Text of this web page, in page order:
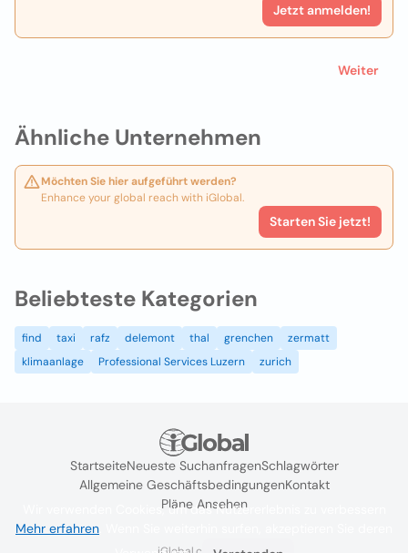
Ähnliche Unternehmen
Möchten Sie hier aufgeführt werden?
Enhance your global reach with iGlobal.
Starten Sie jetzt!
Jetzt anmelden!
Weiter
Beliebteste Kategorien
find taxi rafz delemont thal grenchen
zermatt
klimaanlage
Professional Services Luzern zurich
StartseiteNeueste SuchanfragenSchlagwörter
Allgemeine GeschäftsbedingungenKontakt
Pläne Ansehen
Wir verwenden Cookies, um das Nutzererlebnis zu verbessern
Mehr erfahren